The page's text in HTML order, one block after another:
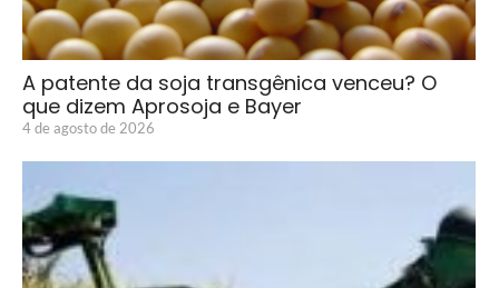
A patente da soja transgênica venceu? O
que dizem Aprosoja e Bayer
4 de agosto de 2026